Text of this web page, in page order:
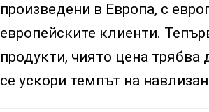
произведени в Европа, с
европейските клиенти.
продукти, чиято цена
се ускори темпът на